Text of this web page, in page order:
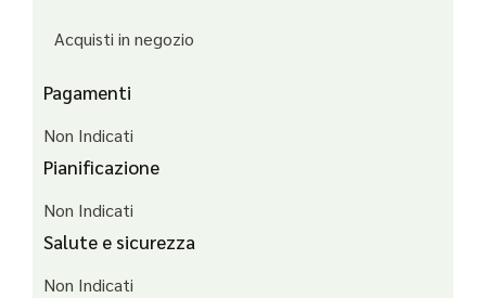
Acquisti in negozio
Pagamenti
Non Indicati
Pianificazione
Non Indicati
Salute e sicurezza
Non Indicati